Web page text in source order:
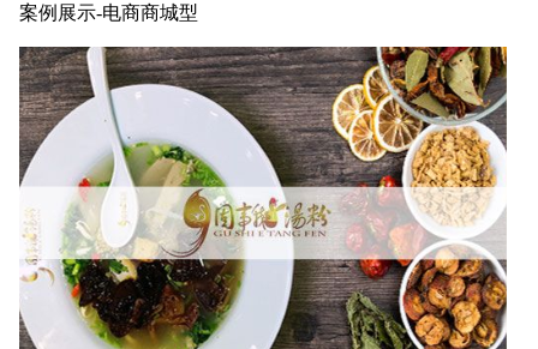
案例展示-电商商城型